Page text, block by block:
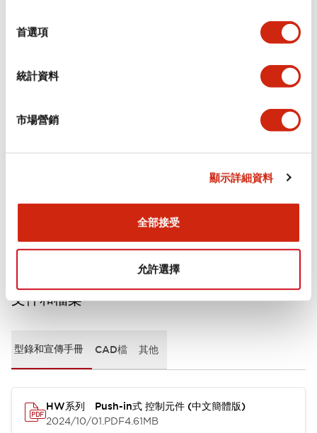
首選項
統計資料
市場營銷
顯示詳細資料
全部接受
允許選擇
審美規範
文件和檔案
型錄和宣傳手冊 CAD檔 其他
HW系列 Push-in式 控制元件 (中文簡體版)
2024/10/01.PDF4.61MB